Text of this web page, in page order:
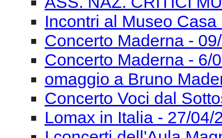
Incontri al Museo
Concerto Maderna -
Concerto Maderna - 6/
omaggio a Bruno
Concerto Voci dal
Lomax in Italia - 27/04/